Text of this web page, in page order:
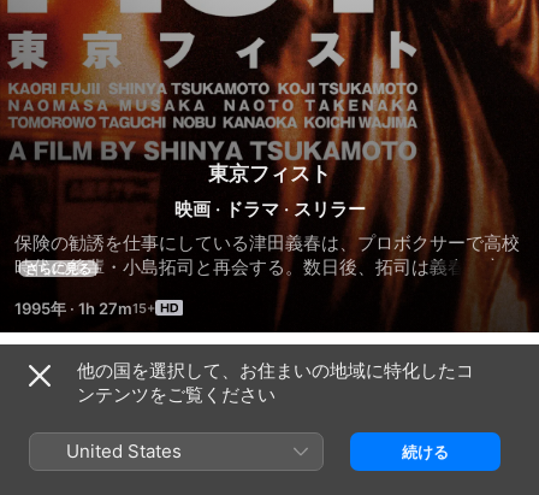
東京フィスト
映画 · ドラマ · スリラー
保険の勧誘を仕事にしている津田義春は、プロボクサーで高校
時代の後輩・小島拓司と再会する。数日後、拓司は義春の恋人
ひづるを誘惑、キレた義春は殴り込みをかけるが、拓司に打ち
のめされてしまう。奪われたひづる。義春は憎しみを胸に、拓
司の通うジムに入門。その義春を懸命にトレーニングする拓
司。一方ひづるは、苦痛を楽しむかのように全身にピアスやタ
トゥーを入れ始める。ひづるを巡り再び爆発する二人。決着を
つけるのは、果たして誰の拳(フィスト)か!?
さらに見る
1995年 · 1h 27m
関連
TETSUO
男
Ⅱ
他の国を選択して、お住まいの地域に特化したコ
ンテンツをご覧ください
United States 続ける